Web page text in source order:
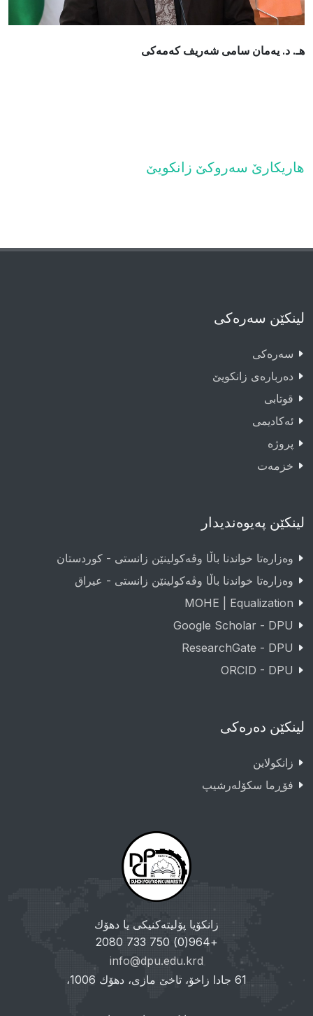
هـ. د. یەمان سامی شەریف کەمەکى
هاريكارێ سه‌روكێ زانكويێ
لینکێن سەرەکی
سەرەکى
دەربارەى زانکویێ
قوتابى
ئەکادیمى
پروژە
خزمەت
لینکێن پەیوەندیدار
وەزارەتا خواندنا باڵا وڤەکولینێن زانستی - کوردستان
وەزارەتا خواندنا باڵا وڤەکولینێن زانستی - عيراق
MOHE | Equalization
Google Scholar - DPU
ResearchGate - DPU
ORCID - DPU
لینکێن دەرەکی
زانکولاین
فۆڕما سکۆلەرشیپ
زانکۆیا پۆلیتەکنیکی یا دهۆك
+964(0) 750 733 2080
info@dpu.edu.krd
61 جادا زاخۆ، تاخێ مازی، دهۆك 1006،